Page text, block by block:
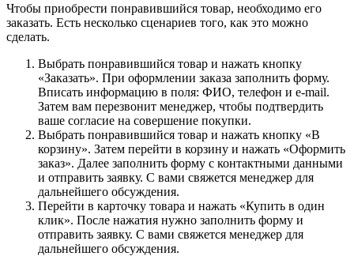
Чтобы приобрести понравившийся товар, необходимо его
заказать. Есть несколько сценариев того, как это можно
сделать.
Выбрать понравившийся товар и нажать кнопку
«Заказать». При оформлении заказа заполнить форму.
Вписать информацию в поля: ФИО, телефон и e-mail.
Затем вам перезвонит менеджер, чтобы подтвердить
ваше согласие на совершение покупки.
Выбрать понравившийся товар и нажать кнопку «В
корзину». Затем перейти в корзину и нажать «Оформить
заказ». Далее заполнить форму с контактными данными
и отправить заявку. С вами свяжется менеджер для
дальнейшего обсуждения.
Перейти в карточку товара и нажать «Купить в один
клик». После нажатия нужно заполнить форму и
отправить заявку. С вами свяжется менеджер для
дальнейшего обсуждения.